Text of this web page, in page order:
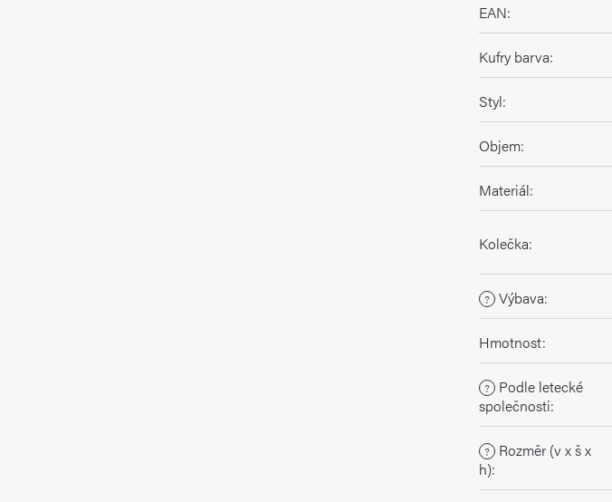
EAN:
Kufry barva:
Styl:
Objem:
Materiál:
Kolečka:
? Výbava:
Hmotnost:
?
Podle letecké
společnosti:
?
Rozměr (v x š x
h):